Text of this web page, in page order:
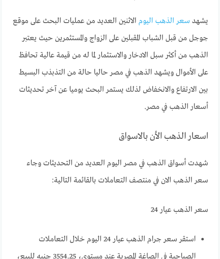
يشهد سعر الذهب اليوم الاثنين العديد من عمليات البحث على موقع
جوجل من قبل الشباب المقبلين على الزواج والمستثمرين حيث يعتبر
الذهب من أكثر سبل الادخار والاستثمار لما له من قيمة عالية تحافظ
على الأموال ويشهد الذهب في مصر حاليا حالة من التذبذب البسيط
بين الارتفاع والانخفاض لذلك يستمر البحث يوميا عن آخر تحديثات
أسعار الذهب في مصر.
اسعار الذهب الأن بالاسواق
شهدت أسواق الذهب في مصر اليوم العديد من التحديثات وجاء
سعر الذهب الان في منتصف التعاملات بالقائمة التالية:
سعر الذهب عيار 24
استقر سعر جرام الذهب عيار 24 اليوم خلال التعاملات
الصباحية في الصاغة المصرية عند مستوى، 3554.25 جنيه للبيع،